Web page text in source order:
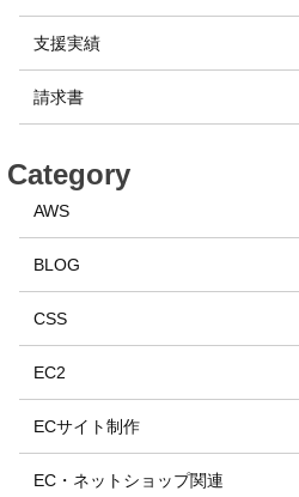
支援実績
請求書
Category
AWS
BLOG
CSS
EC2
ECサイト制作
EC・ネットショップ関連